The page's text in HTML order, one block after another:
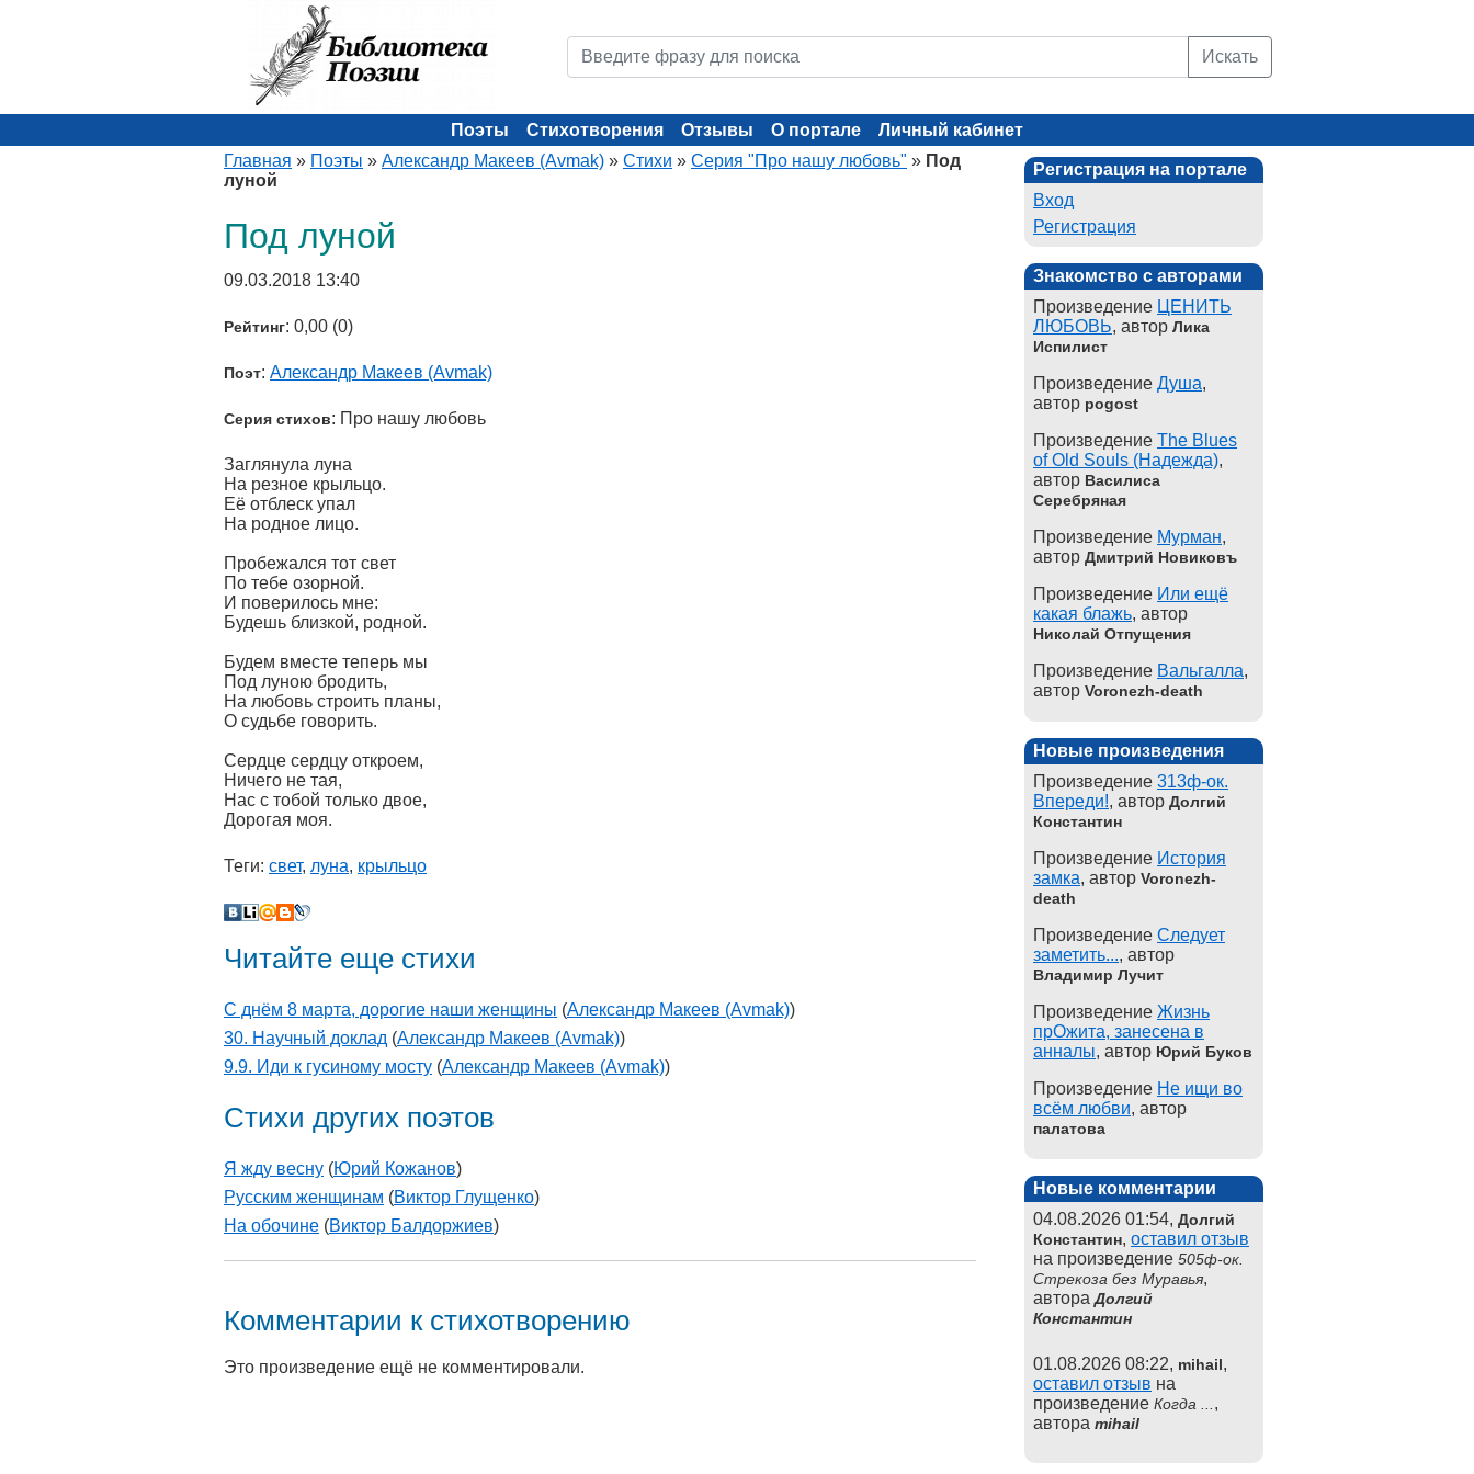
Искать
Поэты Стихотворения Отзывы О портале
Личный кабинет
Главная » Поэты » Александр Макеев (Avmak) » Стихи » Серия "Про нашу любовь" » Под
луной
Под луной
09.03.2018 13:40
Рейтинг: 0,00 (0)
Поэт: Александр Макеев (Avmak)
Серия стихов: Про нашу любовь
Заглянула луна
На резное крыльцо.
Её отблеск упал
На родное лицо.
Пробежался тот свет
По тебе озорной.
И поверилось мне:
Будешь близкой, родной.
Будем вместе теперь мы
Под луною бродить,
На любовь строить планы,
О судьбе говорить.
Сердце сердцу откроем,
Ничего не тая,
Нас с тобой только двое,
Дорогая моя.
Теги: свет, луна, крыльцо
Читайте еще стихи
С днём 8 марта, дорогие наши женщины (Александр Макеев (Avmak))
30. Научный доклад (Александр Макеев (Avmak))
9.9. Иди к гусиному мосту (Александр Макеев (Avmak))
Стихи других поэтов
Я жду весну (Юрий Кожанов)
Русским женщинам (Виктор Глущенко)
На обочине (Виктор Балдоржиев)
Комментарии к стихотворению
Это произведение ещё не комментировали.
Регистрация на портале
Вход
Регистрация
Знакомство с авторами
Произведение ЦЕНИТЬ
ЛЮБОВЬ, автор Лика
Испилист
Произведение Душа,
автор pogost
Произведение The Blues
of Old Souls (Надежда),
автор Василиса
Серебряная
Произведение Мурман,
автор Дмитрий Новиковъ
Произведение Или ещё
какая блажь, автор
Николай Отпущения
Произведение Вальгалла,
автор Voronezh-death
Новые произведения
Произведение 313ф-ок.
Впереди!, автор Долгий
Константин
Произведение История
замка, автор Voronezh-
death
Произведение Следует
заметить..., автор
Владимир Лучит
Произведение Жизнь
прОжита, занесена в
анналы, автор Юрий Буков
Произведение Не ищи во
всём любви, автор
палатова
Новые комментарии
04.08.2026 01:54, Долгий
Константин, оставил отзыв
на произведение 505ф-ок.
Стрекоза без Муравья,
автораДолгий
Константин
01.08.2026 08:22, mihail,
оставил отзыв на
произведение Когда ... ,
автора mihail